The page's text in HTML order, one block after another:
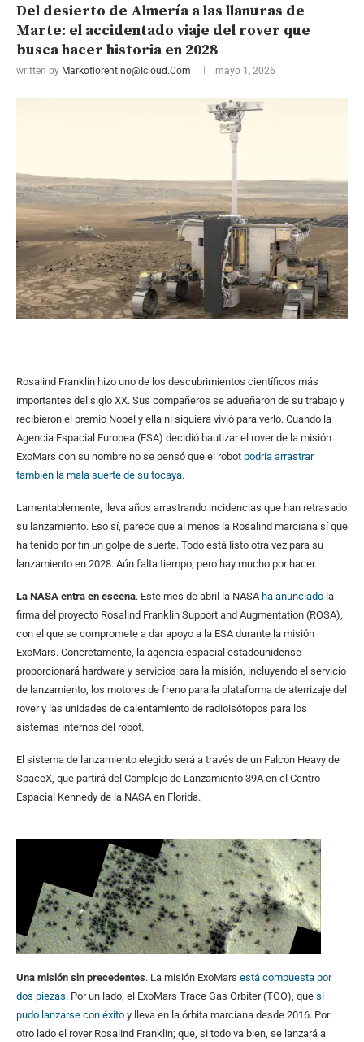
Del desierto de Almería a las llanuras de
Marte: el accidentado viaje del rover que
busca hacer historia en 2028
written by Markoflorentino@icloud.com mayo 1, 2026
Rosalind Franklin hizo uno de los descubrimientos científicos más
importantes del siglo XX. Sus compañeros se adueñaron de su trabajo y
recibieron el premio Nobel y ella ni siquiera vivió para verlo. Cuando la
Agencia Espacial Europea (ESA) decidió bautizar el rover de la misión
ExoMars con su nombre no se pensó que el robot podría arrastrar
también la mala suerte de su tocaya.
Lamentablemente, lleva años arrastrando incidencias que han retrasado
su lanzamiento. Eso sí, parece que al menos la Rosalind marciana sí que
ha tenido por fin un golpe de suerte. Todo está listo otra vez para su
lanzamiento en 2028. Aún falta tiempo, pero hay mucho por hacer.
La NASA entra en escena. Este mes de abril la NASA ha anunciado la
firma del proyecto Rosalind Franklin Support and Augmentation (ROSA),
con el que se compromete a dar apoyo a la ESA durante la misión
ExoMars. Concretamente, la agencia espacial estadounidense
proporcionará hardware y servicios para la misión, incluyendo el servicio
de lanzamiento, los motores de freno para la plataforma de aterrizaje del
rover y las unidades de calentamiento de radioisótopos para los
sistemas internos del robot.
El sistema de lanzamiento elegido será a través de un Falcon Heavy de
SpaceX, que partirá del Complejo de Lanzamiento 39A en el Centro
Espacial Kennedy de la NASA en Florida.
Una misión sin precedentes. La misión ExoMars está compuesta por
dos piezas. Por un lado, el ExoMars Trace Gas Orbiter (TGO), que sí
pudo lanzarse con éxito y lleva en la órbita marciana desde 2016. Por
otro lado el rover Rosalind Franklin; que, si todo va bien, se lanzará a